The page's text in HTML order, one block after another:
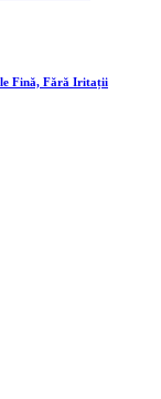
Fină, Fără Iritații